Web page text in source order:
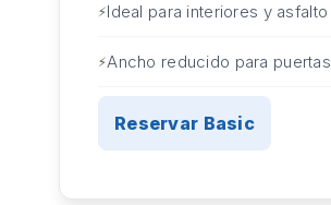
Ideal para interiores y asfalto
Ancho reducido para puertas
Reservar Basic